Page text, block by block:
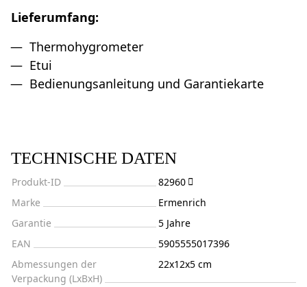
Lieferumfang:
Thermohygrometer
Etui
Bedienungsanleitung und Garantiekarte
TECHNISCHE DATEN
Produkt-ID
82960
Marke
Ermenrich
Garantie
5 Jahre
EAN
5905555017396
Abmessungen der
Verpackung (LxBxH)
22x12x5 cm